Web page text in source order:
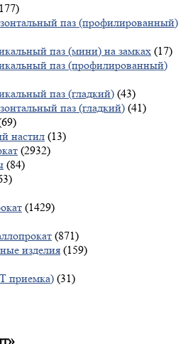
паз (профилированный)
паз (мини) на замках (17)
паз (профилированный)
паз (гладкий) (43)
паз (гладкий) (41)
настил (13)
(2932)
(84)
(1429)
(871)
изделия (159)
приемка) (31)